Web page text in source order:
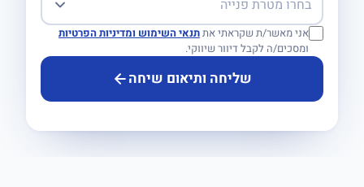
אני מאשר/ת שקראתי אתתנאי השימוש ומדיניות הפרטיות
ומסכים/ה לקבל דיוור שיווקי.
שליחה ותיאום שיחה